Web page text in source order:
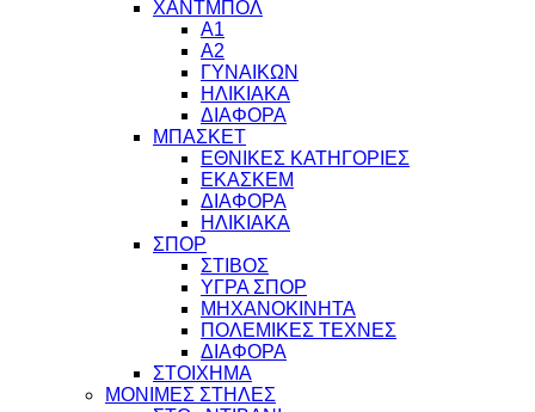
ΧΑΝΤΜΠΟΛ
Α1
Α2
ΓΥΝΑΙΚΩΝ
ΗΛΙΚΙΑΚΑ
ΔΙΑΦΟΡΑ
ΜΠΑΣΚΕΤ
ΕΘΝΙΚΕΣ ΚΑΤΗΓΟΡΙΕΣ
ΕΚΑΣΚΕΜ
ΔΙΑΦΟΡΑ
ΗΛΙΚΙΑΚΑ
ΣΠΟΡ
ΣΤΙΒΟΣ
ΥΓΡΑ ΣΠΟΡ
ΜΗΧΑΝΟΚΙΝΗΤΑ
ΠΟΛΕΜΙΚΕΣ ΤΕΧΝΕΣ
ΔΙΑΦΟΡΑ
ΣΤΟΙΧΗΜΑ
ΜΟΝΙΜΕΣ ΣΤΗΛΕΣ